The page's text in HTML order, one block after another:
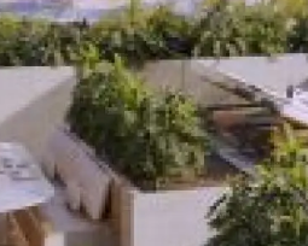
Maiores Construtoras
Parcerias Imobiliárias
Anunciar Imóveis